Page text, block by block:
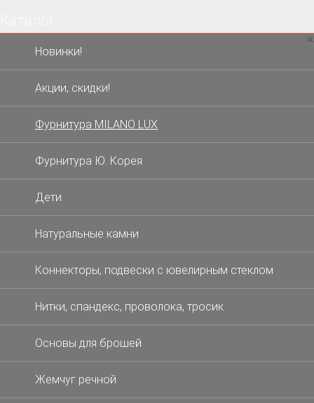
×
Новинки!
Акции, скидки!
Фурнитура MILANO LUX
Фурнитура Ю. Корея
Дети
Натуральные камни
Коннекторы, подвески с ювелирным стеклом
Нитки, спандекс, проволока, тросик
Основы для брошей
Жемчуг речной